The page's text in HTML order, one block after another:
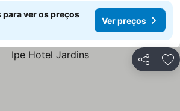
para ver os preços
Ver preços
Partilhar